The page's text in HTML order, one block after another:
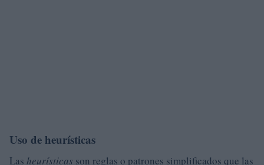
Uso de heurísticas
Las heurísticas son reglas o patrones simplificados que las